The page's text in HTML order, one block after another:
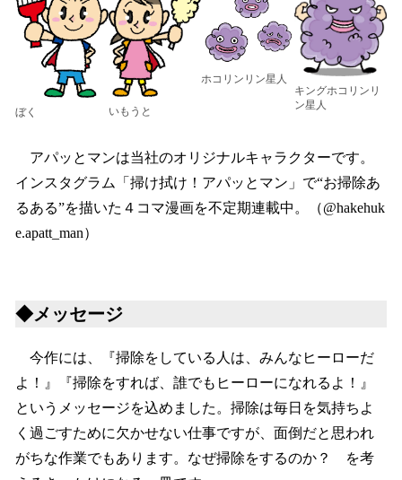
ぼく いもうと
ホコリンリン星人
キングホコリンリ
ン星人
アパッとマンは当社のオリジナルキャラクターです。
インスタグラム「掃け拭け！アパッとマン」で“お掃除あ
るある”を描いた４コマ漫画を不定期連載中。（@hakehuk
e.apatt_man）
◆メッセージ
今作には、『掃除をしている人は、みんなヒーローだ
よ！』『掃除をすれば、誰でもヒーローになれるよ！』
というメッセージを込めました。掃除は毎日を気持ちよ
く過ごすために欠かせない仕事ですが、面倒だと思われ
がちな作業でもあります。なぜ掃除をするのか？ を考